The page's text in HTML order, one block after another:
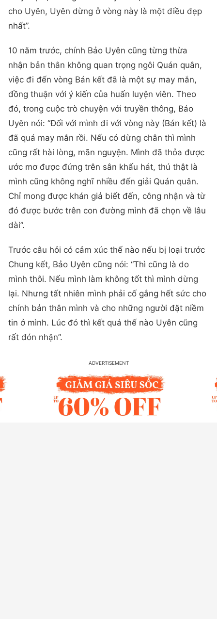
cho Uyên, Uyên dừng ở vòng này là một điều đẹp
nhất”.
10 năm trước, chính Bảo Uyên cũng từng thừa
nhận bản thân không quan trọng ngôi Quán quân,
việc đi đến vòng Bán kết đã là một sự may mắn,
đồng thuận với ý kiến của huấn luyện viên. Theo
đó, trong cuộc trò chuyện với truyền thông, Bảo
Uyên nói: “Đối với mình đi với vòng này (Bán kết) là
đã quá may mắn rồi. Nếu có dừng chân thì mình
cũng rất hài lòng, mãn nguyện. Mình đã thỏa được
ước mơ được đứng trên sân khấu hát, thú thật là
mình cũng không nghĩ nhiều đến giải Quán quân.
Chỉ mong được khán giả biết đến, công nhận và từ
đó được bước trên con đường mình đã chọn về lâu
dài”.
Trước câu hỏi có cảm xúc thế nào nếu bị loại trước
Chung kết, Bảo Uyên cũng nói: “Thì cũng là do
mình thôi. Nếu mình làm không tốt thì mình dừng
lại. Nhưng tất nhiên mình phải cố gắng hết sức cho
chính bản thân mình và cho những người đặt niềm
tin ở mình. Lúc đó thì kết quả thế nào Uyên cũng
rất đón nhận”.